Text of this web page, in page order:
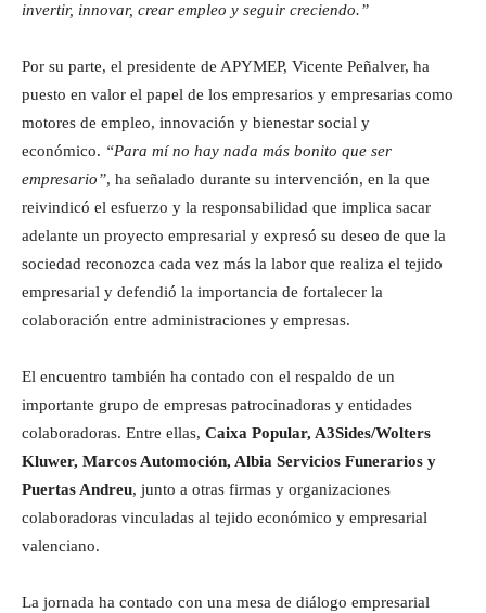
invertir, innovar, crear empleo y seguir creciendo.”
Por su parte, el presidente de APYMEP, Vicente Peñalver, ha
puesto en valor el papel de los empresarios y empresarias como
motores de empleo, innovación y bienestar social y
económico. “Para mí no hay nada más bonito que ser
empresario”, ha señalado durante su intervención, en la que
reivindicó el esfuerzo y la responsabilidad que implica sacar
adelante un proyecto empresarial y expresó su deseo de que la
sociedad reconozca cada vez más la labor que realiza el tejido
empresarial y defendió la importancia de fortalecer la
colaboración entre administraciones y empresas.
El encuentro también ha contado con el respaldo de un
importante grupo de empresas patrocinadoras y entidades
colaboradoras. Entre ellas, Caixa Popular, A3Sides/Wolters
Kluwer, Marcos Automoción, Albia Servicios Funerarios y
Puertas Andreu, junto a otras firmas y organizaciones
colaboradoras vinculadas al tejido económico y empresarial
valenciano.
La jornada ha contado con una mesa de diálogo empresarial